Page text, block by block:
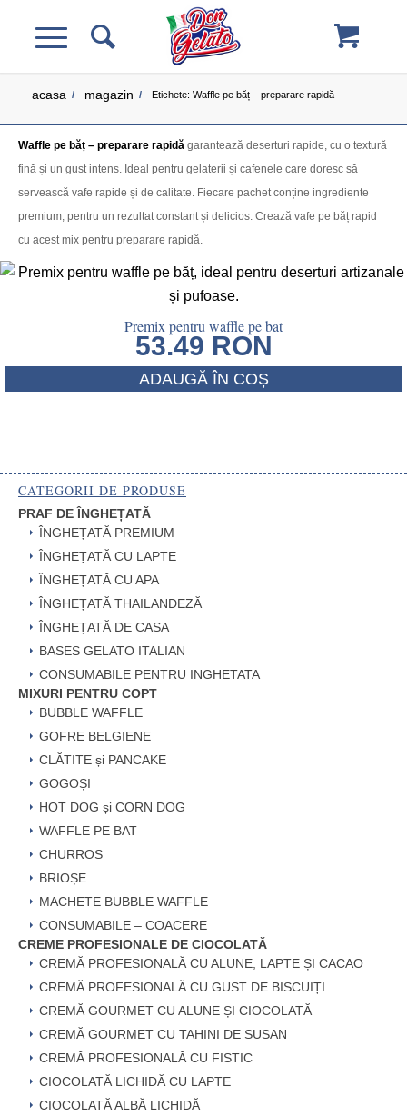
acasa / magazin / Etichete: Waffle pe băț – preparare rapidă
Waffle pe băț – preparare rapidă garantează deserturi rapide, cu o textură
fină și un gust intens. Ideal pentru gelaterii și cafenele care doresc să
servească vafe rapide și de calitate. Fiecare pachet conține ingrediente
premium, pentru un rezultat constant și delicios. Crează vafe pe băț rapid
cu acest mix pentru preparare rapidă.
Premix pentru waffle pe bat
53.49 RON
ADAUGĂ ÎN COȘ
CATEGORII DE PRODUSE
PRAF DE ÎNGHEȚATĂ
ÎNGHEȚATĂ PREMIUM
ÎNGHEȚATĂ CU LAPTE
ÎNGHEȚATĂ CU APA
ÎNGHEȚATĂ THAILANDEZĂ
ÎNGHEȚATĂ DE CASA
BASES GELATO ITALIAN
CONSUMABILE PENTRU INGHETATA
MIXURI PENTRU COPT
BUBBLE WAFFLE
GOFRE BELGIENE
CLĂTITE și PANCAKE
GOGOȘI
HOT DOG și CORN DOG
WAFFLE PE BAT
CHURROS
BRIOȘE
MACHETE BUBBLE WAFFLE
CONSUMABILE – COACERE
CREME PROFESIONALE DE CIOCOLATĂ
CREMĂ PROFESIONALĂ CU ALUNE, LAPTE ȘI CACAO
CREMĂ PROFESIONALĂ CU GUST DE BISCUIȚI
CREMĂ GOURMET CU ALUNE ȘI CIOCOLATĂ
CREMĂ GOURMET CU TAHINI DE SUSAN
CREMĂ PROFESIONALĂ CU FISTIC
CIOCOLATĂ LICHIDĂ CU LAPTE
CIOCOLATĂ ALBĂ LICHIDĂ